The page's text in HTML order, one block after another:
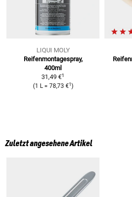
LIQUI MOLY
Reifenmontagespray,
400ml
31,49 €1
(1 L= 78,73 €1 )
Zuletzt angesehene Artikel